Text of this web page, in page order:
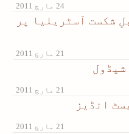
شکست آسٹریلیا پر
شیڈول
انڈیز